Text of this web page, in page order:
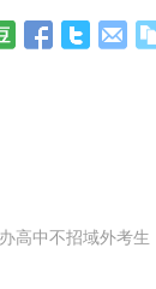
高中不招域外考